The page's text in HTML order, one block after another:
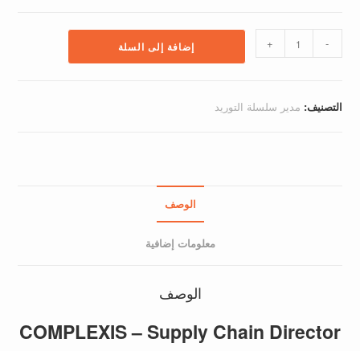
COMPLEXIS
مدير
-
+ إضافة إلى السلة
التصنيف: مدير سلسلة التوريد
الوصف
معلومات إضافية
الوصف
COMPLEXIS – Supply Chain Director